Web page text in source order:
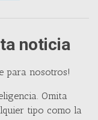
noticia
para nosotros!
Omita
tipo como la